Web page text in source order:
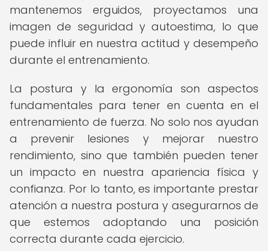
mantenemos erguidos, proyectamos una
imagen de seguridad y autoestima, lo que
puede influir en nuestra actitud y desempeño
durante el entrenamiento.
La postura y la ergonomía son aspectos
fundamentales para tener en cuenta en el
entrenamiento de fuerza. No solo nos ayudan
a prevenir lesiones y mejorar nuestro
rendimiento, sino que también pueden tener
un impacto en nuestra apariencia física y
confianza. Por lo tanto, es importante prestar
atención a nuestra postura y asegurarnos de
que estemos adoptando una posición
correcta durante cada ejercicio.